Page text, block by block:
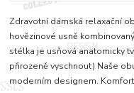
Zdravotní dámská relaxační
hovězinové usně
stélka je usňová anatomicky
přirozeně vyschnout) Naše
moderním designem.